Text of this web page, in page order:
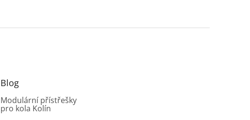
Blog
Modulární přístřešky
pro kola Kolín